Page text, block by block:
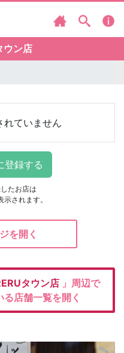
ウン店
れていません
たお店は
示されます。
を開く
タウン店 」周辺で
店舗一覧を開く